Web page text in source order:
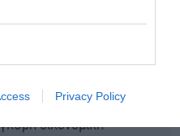
Privacy Policy
στοGoogle
οικονομική